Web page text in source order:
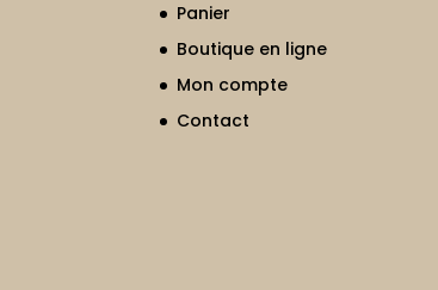
Panier
Boutique en ligne
Mon compte
Contact